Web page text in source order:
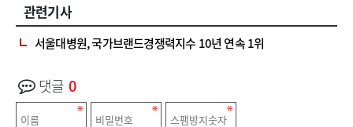
관련기사
서울대병원, 국가브랜드경쟁력지수 10년 연속 1위
댓글 0